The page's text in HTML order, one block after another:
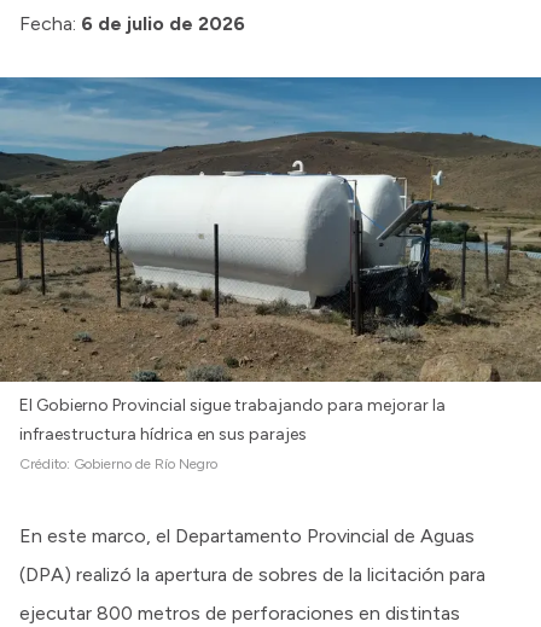
Intranet
Fecha: 6 de julio de 2026
El Gobierno Provincial sigue trabajando para mejorar la
infraestructura hídrica en sus parajes
Crédito: Gobierno de Río Negro
En este marco, el Departamento Provincial de Aguas
(DPA) realizó la apertura de sobres de la licitación para
ejecutar 800 metros de perforaciones en distintas